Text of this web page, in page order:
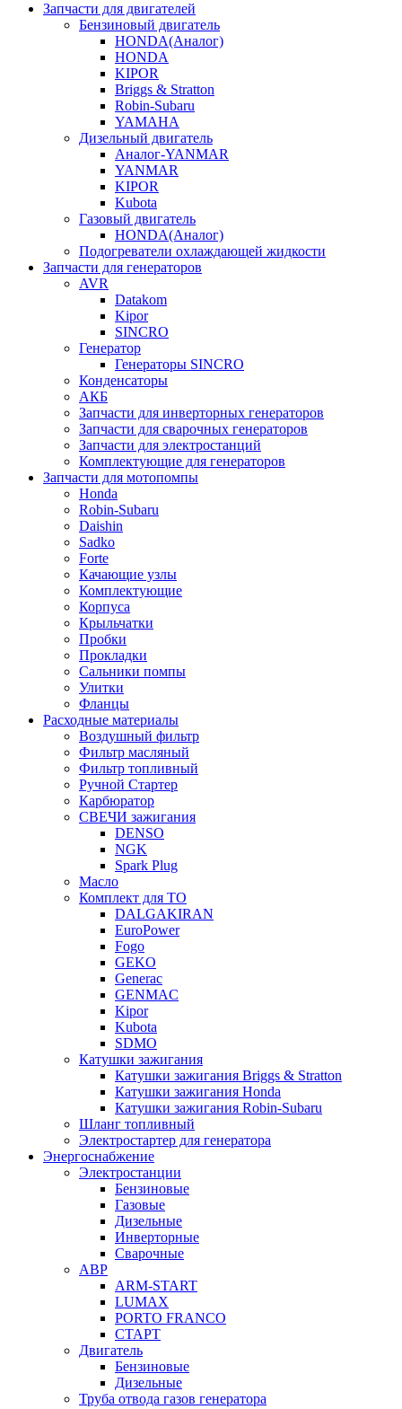
Запчасти для двигателей
Бензиновый двигатель
HONDA(Aналог)
HONDA
KIPOR
Briggs & Stratton
Robin-Subaru
YAMAHA
Дизельный двигатель
Аналог-YANMAR
YANMAR
KIPOR
Kubota
Газовый двигатель
HONDA(Aналог)
Подогреватели охлаждающей жидкости
Запчасти для генераторов
AVR
Datakom
Kipor
SINCRO
Генератор
Генераторы SINCRO
Конденсаторы
АКБ
Запчасти для инверторных генераторов
Запчасти для сварочных генераторов
Запчасти для электростанций
Комплектующие для генераторов
Запчасти для мотопомпы
Honda
Robin-Subaru
Daishin
Sadko
Forte
Качающие узлы
Комплектующие
Корпуса
Крыльчатки
Пробки
Прокладки
Сальники помпы
Улитки
Фланцы
Расходные материалы
Воздушный фильтр
Фильтр масляный
Фильтр топливный
Ручной Стартер
Карбюратор
СВЕЧИ зажигания
DENSO
NGK
Spark Plug
Масло
Комплект для ТО
DALGAKIRAN
EuroPower
Fogo
GEKO
Generac
GENMAC
Kipor
Kubota
SDMO
Катушки зажигания
Катушки зажигания Briggs & Stratton
Катушки зажигания Honda
Катушки зажигания Robin-Subaru
Шланг топливный
Электростартер для генератора
Энергоснабжение
Электростанции
Бензиновые
Газовые
Дизельные
Инверторные
Сварочные
АВР
ARM-START
LUMAX
PORTO FRANCO
СТАРТ
Двигатель
Бензиновые
Дизельные
Труба отвода газов генератора